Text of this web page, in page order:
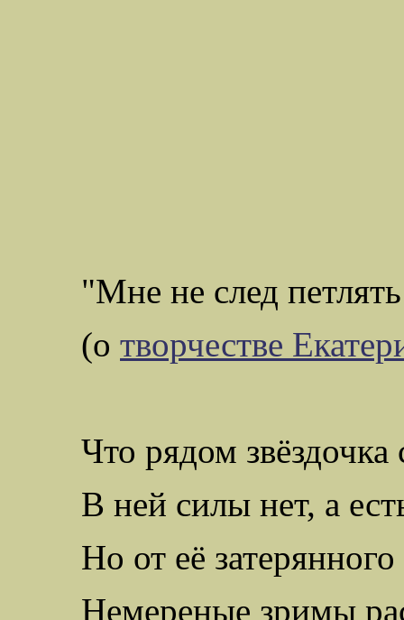
"Мне не след
(о творчестве
Что рядом
В ней силы нет, а
Но от её затерянного
Немереные зримы